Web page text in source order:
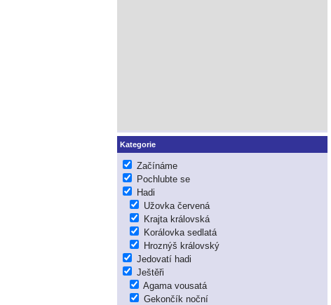
Kategorie
Začínáme
Pochlubte se
Hadi
Užovka červená
Krajta královská
Korálovka sedlatá
Hroznýš královský
Jedovatí hadi
Ještěři
Agama vousatá
Gekončík noční